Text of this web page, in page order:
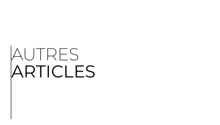
AUTRES
ARTICLES